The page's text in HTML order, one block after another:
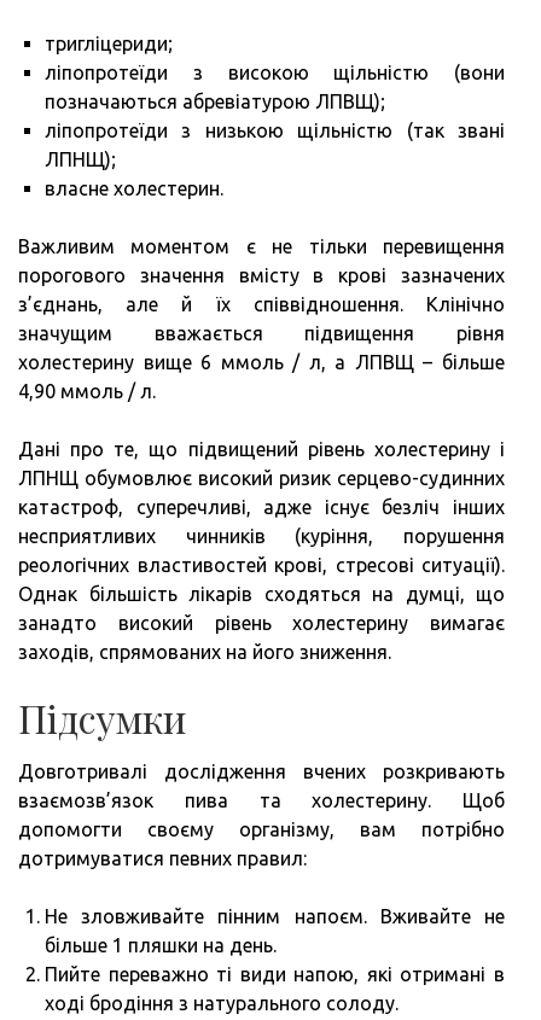
тригліцериди;
ліпопротеїди з високою щільністю (вони
позначаються абревіатурою ЛПВЩ);
ліпопротеїди з низькою щільністю (так звані
ЛПНЩ);
власне холестерин.
Важливим моментом є не тільки перевищення
порогового значення вмісту в крові зазначених
з’єднань, але й їх співвідношення. Клінічно
значущим вважається підвищення рівня
холестерину вище 6 ммоль / л, а ЛПВЩ – більше
4,90 ммоль / л.
Дані про те, що підвищений рівень холестерину і
ЛПНЩ обумовлює високий ризик серцево-судинних
катастроф, суперечливі, адже існує безліч інших
несприятливих чинників (куріння, порушення
реологічних властивостей крові, стресові ситуації).
Однак більшість лікарів сходяться на думці, що
занадто високий рівень холестерину вимагає
заходів, спрямованих на його зниження.
Підсумки
Довготривалі дослідження вчених розкривають
взаємозв’язок пива та холестерину. Щоб
допомогти своєму організму, вам потрібно
дотримуватися певних правил:
Не зловживайте пінним напоєм. Вживайте не
більше 1 пляшки на день.
Пийте переважно ті види напою, які отримані в
ході бродіння з натурального солоду.